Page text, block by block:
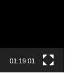
01:19:01